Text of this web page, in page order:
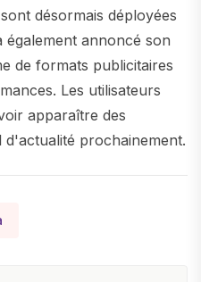
désormais déployées
également annoncé son
de formats publicitaires
Les utilisateurs
apparaître des
prochainement.